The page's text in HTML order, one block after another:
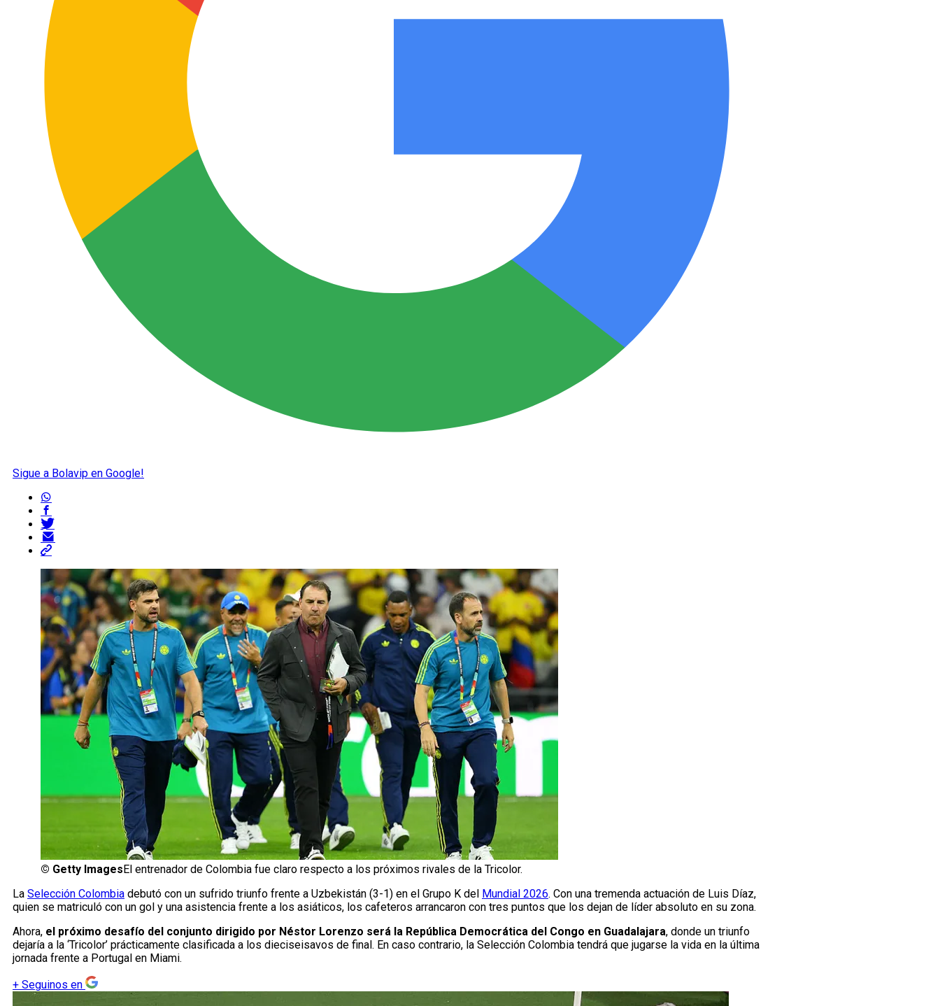
Sigue a Bolavip en Google!
© Getty Images El entrenador de Colombia fue claro respecto a los próximos rivales de la Tricolor.
La Selección Colombia debutó con un sufrido triunfo frente a Uzbekistán (3-1) en el Grupo K del Mundial 2026. Con una tremenda actuación de Luis Díaz,
quien se matriculó con un gol y una asistencia frente a los asiáticos, los cafeteros arrancaron con tres puntos que los dejan de líder absoluto en su zona.
Ahora, el próximo desafío del conjunto dirigido por Néstor Lorenzo será la República Democrática del Congo en Guadalajara, donde un triunfo
dejaría a la ‘Tricolor’ prácticamente clasificada a los dieciseisavos de final. En caso contrario, la Selección Colombia tendrá que jugarse la vida en la última
jornada frente a Portugal en Miami.
+ Seguinos en